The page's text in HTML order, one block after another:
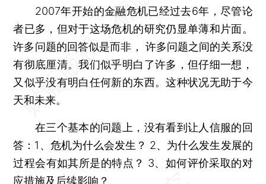
2007年开始的金融危机已经过去6年，尽管论
者已多，但对于这场危机的研究仍显单薄和片面。
许多问题的回答似是而非， 许多问题之间的关系没
有彻底厘清。我们似乎明白了许多，但仔细一想，
又似乎没有明白任何新的东西。这种状况无助于今
天和未来。
在三个基本的问题上，没有看到让人信服的回
答：1、危机为什么会发生？ 2、为什么发生发展的
过程会有如其所是的特点？ 3、如何评价采取的对
应措施及后续影响？